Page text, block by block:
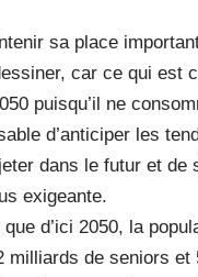
sa place
car ce qui est
puisqu’il ne
d’anticiper les
dans le futur et de
exigeante.
d’ici 2050, la
milliards de seniors